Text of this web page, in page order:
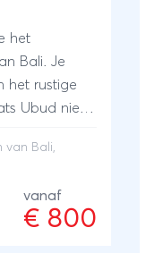
het
Bali. Je
het rustige
Ubud niet
die er
je de
kunt
van Bali,
vanaf
€ 800